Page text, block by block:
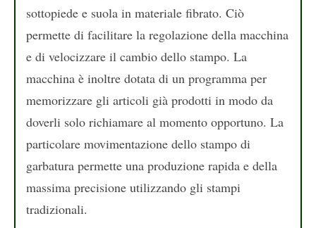
sottopiede e suola in materiale fibrato. Ciò
permette di facilitare la regolazione della macchina
e di velocizzare il cambio dello stampo. La
macchina è inoltre dotata di un programma per
memorizzare gli articoli già prodotti in modo da
doverli solo richiamare al momento opportuno. La
particolare movimentazione dello stampo di
garbatura permette una produzione rapida e della
massima precisione utilizzando gli stampi
tradizionali.